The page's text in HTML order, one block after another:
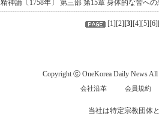
精神論〔1758年〕 第三部 第15章 身体的な苦へ
[1][2] [3] [4][5][6
Copyright ⓒ OneKorea Daily News All
会社沿革 会員規約
当社は特定宗教団体